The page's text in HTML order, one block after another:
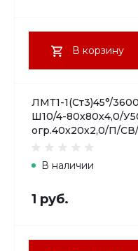
В корзину
ЛМТ1-1(Ст3)45°/
Ш10/4-80х80х4,0/
огр.40х20х2,0/П/
В наличии
1 руб.